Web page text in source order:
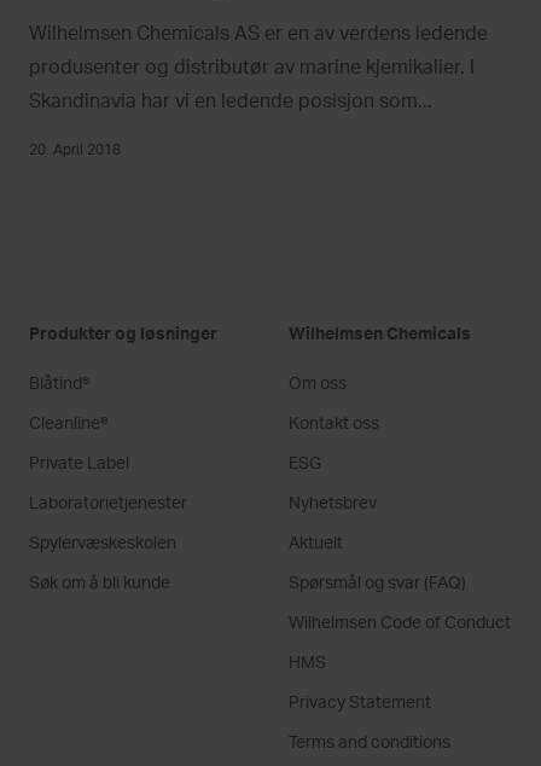
Wilhelmsen Chemicals AS er en av verdens ledende
produsenter og distributør av marine kjemikalier. I
Skandinavia har vi en ledende posisjon som...
20. April 2018
Produkter og løsninger
Blåtind®
Cleanline®
Private Label
Laboratorietjenester
Spylervæskeskolen
Søk om å bli kunde
Wilhelmsen Chemicals
Om oss
Kontakt oss
ESG
Nyhetsbrev
Aktuelt
Spørsmål og svar (FAQ)
Wilhelmsen Code of Conduct
HMS
Privacy Statement
Terms and conditions